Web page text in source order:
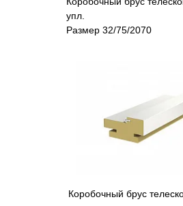
упл.
Размер 32/75/2070
Коробочный брус